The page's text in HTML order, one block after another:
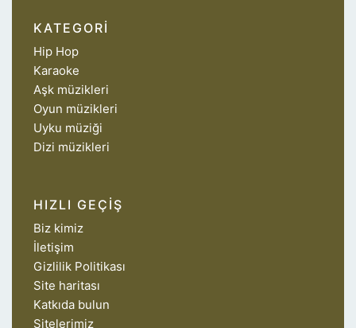
KATEGORI
Hip Hop
Karaoke
Aşk müzikleri
Oyun müzikleri
Uyku müziği
Dizi müzikleri
HIZLI GEÇIŞ
Biz kimiz
İletişim
Gizlilik Politikası
Site haritası
Katkıda bulun
Sitelerimiz